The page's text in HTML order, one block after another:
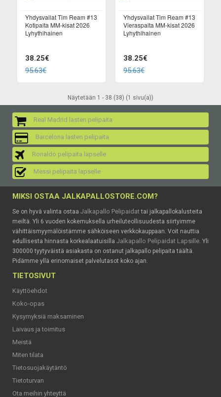
Yhdysvallat Tim Ream #13
Kotipaita MM-kisat 2026
Lyhythihainen
38.25€
95.63€
Yhdysvallat Tim Ream #13
Vieraspaita MM-kisat 2026
Lyhythihainen
38.25€
95.63€
Näytetään 1 - 38 (38) (1 sivu(a))
Real Madrid lasten pelipaita
Barcelona lasten pelipaita
Ronaldo pelipaita lapselle
Messi pelipaita lapselle
MIKSI OSTAA JALKAPALLOSTORE.COM?
Se on hyvä valinta ostaa Jalkapallo Pelipaidattai jalkapallokalusteita
meiltä. Yli 6 vuoden kokemuksella urheiluteollisuudesta siirtyimme
vähittäismyymälöistämme sähköiseen verkkokauppaan. Voit nauttia
edullisesta hinnasta korkealaatuisilla Jalkapallo Pelipaidat Lapsille . Yli
300000 tyytyväistä asiakasta on ostanut jalkapallo pelipaita täältä.
Pidämme yllä erinomaiset palvelutasot koko ajan.
TIETOSIVUT
Käyttöehdot
Koko-opas
Kysymyksiä maksaminen
Laivaus ja toimitus
Meistä
Miten tilata
Tietosuojakäytäntö
Tietoturvan
Ota meihin yhteyttä